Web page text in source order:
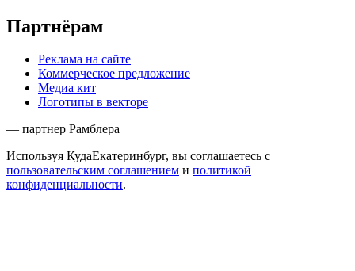
Партнёрам
Реклама на сайте
Коммерческое предложение
Медиа кит
Логотипы в векторе
— партнер Рамблера
Используя КудаЕкатеринбург, вы соглашаетесь с
пользовательским соглашением и политикой
конфиденциальности.